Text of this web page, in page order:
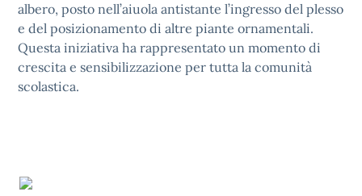
albero, posto nell’aiuola antistante l’ingresso del plesso
e del posizionamento di altre piante ornamentali.
Questa iniziativa ha rappresentato un momento di
crescita e sensibilizzazione per tutta la comunità
scolastica.